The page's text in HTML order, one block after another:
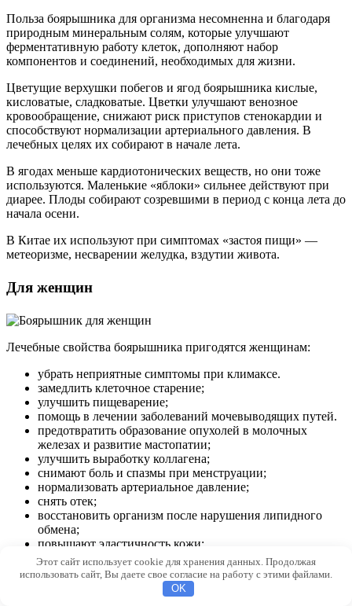
Польза боярышника для организма несомненна и благодаря
природным минеральным солям, которые улучшают
ферментативную работу клеток, дополняют набор
компонентов и соединений, необходимых для жизни.
Цветущие верхушки побегов и ягод боярышника кислые,
кисловатые, сладковатые. Цветки улучшают венозное
кровообращение, снижают риск приступов стенокардии и
способствуют нормализации артериального давления. В
лечебных целях их собирают в начале лета.
В ягодах меньше кардиотонических веществ, но они тоже
используются. Маленькие «яблоки» сильнее действуют при
диарее. Плоды собирают созревшими в период с конца лета до
начала осени.
В Китае их используют при симптомах «застоя пищи» —
метеоризме, несварении желудка, вздутии живота.
Для женщин
Лечебные свойства боярышника пригодятся женщинам:
убрать неприятные симптомы при климаксе.
замедлить клеточное старение;
улучшить пищеварение;
помощь в лечении заболеваний мочевыводящих путей.
предотвратить образование опухолей в молочных
железах и развитие мастопатии;
улучшить выработку коллагена;
снимают боль и спазмы при менструации;
нормализовать артериальное давление;
снять отек;
восстановить организм после нарушения липидного
обмена;
повышают эластичность кожи;
Для лечения климактерического невроза используется
Этот сайт использует cookie для хранения данных. Продолжая
использовать сайт, Вы даете свое согласие на работу с этими файлами.
OK